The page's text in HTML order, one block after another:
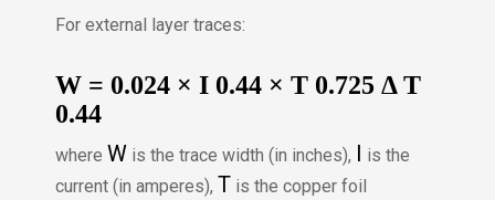
For external layer traces:
W = 0.024 × I 0.44 × T 0.725 Δ T
0.44
where W is the trace width (in inches), I is the
current (in amperes), T is the copper foil